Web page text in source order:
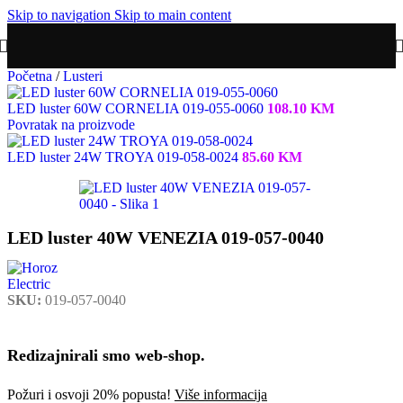
Skip to navigation Skip to main content
Početna / Lusteri
LED luster 60W CORNELIA 019-055-0060 108.10 KM
Povratak na proizvode
LED luster 24W TROYA 019-058-0024 85.60 KM
LED luster 40W VENEZIA 019-057-0040
SKU: 019-057-0040
Redizajnirali smo web-shop.
Požuri i osvoji 20% popusta! Više informacija